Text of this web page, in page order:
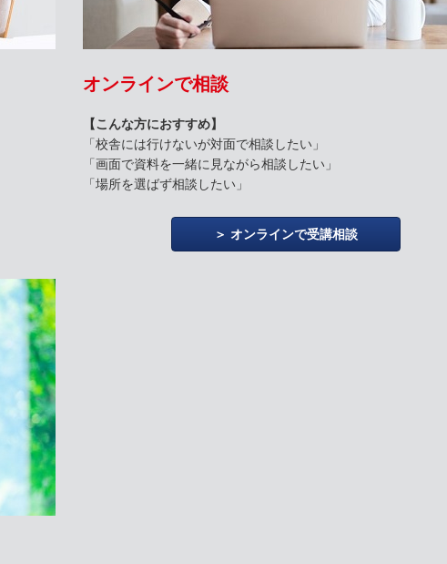
オンラインで相談
【こんな方におすすめ】
「校舎には行けないが対面で相談したい」
「画面で資料を一緒に見ながら相談したい」
「場所を選ばず相談したい」
オンラインで受講相談